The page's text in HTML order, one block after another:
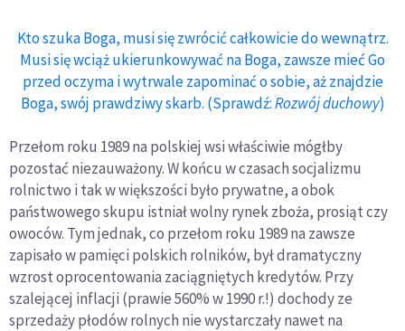
Kto szuka Boga, musi się zwrócić całkowicie do wewnątrz.
Musi się wciąż ukierunkowywać na Boga, zawsze mieć Go
przed oczyma i wytrwale zapominać o sobie, aż znajdzie
Boga, swój prawdziwy skarb. (Sprawdź:Rozwój duchowy)
Przełom roku 1989 na polskiej wsi właściwie mógłby
pozostać niezauważony. W końcu w czasach socjalizmu
rolnictwo i tak w większości było prywatne, a obok
państwowego skupu istniał wolny rynek zboża, prosiąt czy
owoców. Tym jednak, co przełom roku 1989 na zawsze
zapisało w pamięci polskich rolników, był dramatyczny
wzrost oprocentowania zaciągniętych kredytów. Przy
szalejącej inflacji (prawie 560% w 1990 r.!) dochody ze
sprzedaży płodów rolnych nie wystarczały nawet na